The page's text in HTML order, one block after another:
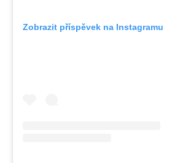
Zobrazit příspěvek na Instagramu